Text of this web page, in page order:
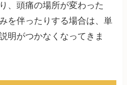
、頭痛の場所が変わった
を伴ったりする場合は、単
明がつかなくなってきま